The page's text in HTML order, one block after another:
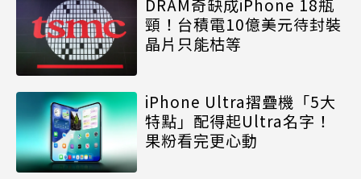
DRAM奇缺成iPhone 18瓶
頸！台積電10億美元待封裝
晶片只能枯等
iPhone Ultra摺疊機「5大
特點」配得起Ultra名字！
果粉看完更心動